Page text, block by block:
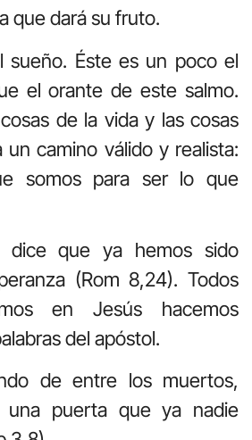
que dará su fruto.
sueño. Éste es un poco el
el orante de este salmo.
de la vida y las cosas
camino válido y realista:
somos para ser lo que
dice que ya hemos sido
(Rom 8,24). Todos
en Jesús hacemos
del apóstol.
de entre los muertos,
una puerta que ya nadie